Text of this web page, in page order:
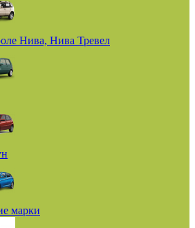
Нива, Нива Тревел
марки